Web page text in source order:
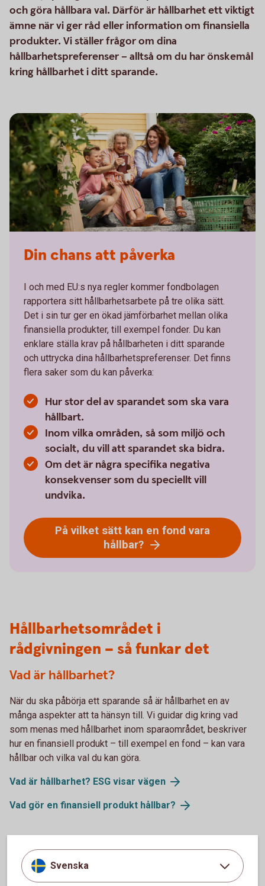
och göra hållbara val. Därför är hållbarhet ett viktigt
ämne när vi ger råd eller information om finansiella
produkter. Vi ställer frågor om dina
hållbarhetspreferenser – alltså om du har önskemål
kring hållbarhet i ditt sparande.
Din chans att påverka
I och med EU:s nya regler kommer fondbolagen
rapportera sitt hållbarhetsarbete på tre olika sätt.
Det i sin tur ger en ökad jämförbarhet mellan olika
finansiella produkter, till exempel fonder. Du kan
enklare ställa krav på hållbarheten i ditt sparande
och uttrycka dina hållbarhetspreferenser. Det finns
flera saker som du kan påverka:
Hur stor del av sparandet som ska vara
hållbart.
Inom vilka områden, så som miljö och
socialt, du vill att sparandet ska bidra.
Om det är några specifika negativa
konsekvenser som du speciellt vill
undvika.
På vilket sätt kan en fond vara
hållbar?
Hållbarhetsområdet i
rådgivningen – så funkar det
Vad är hållbarhet?
När du ska påbörja ett sparande så är hållbarhet en av
många aspekter att ta hänsyn till. Vi guidar dig kring vad
som menas med hållbarhet inom sparaområdet, beskriver
hur en finansiell produkt – till exempel en fond – kan vara
hållbar och vilka val du kan göra.
Vad är hållbarhet? ESG visar vägen
Vad gör en finansiell produkt hållbar?
Frågor till dig kring hållbarhet?
För att kunna hjälpa dig att få ett hållbart sparande ställer vi
Svenska